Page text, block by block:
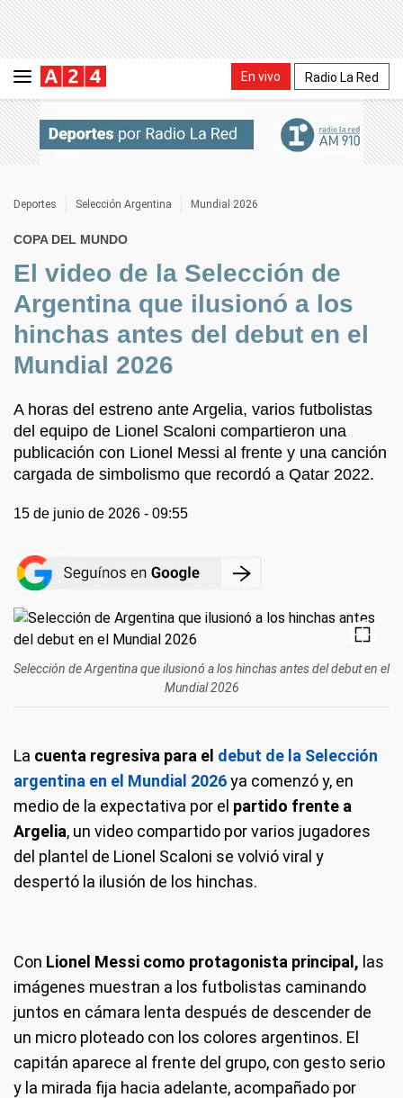
En vivo Radio La Red
Deportes Selección Argentina Mundial 2026
COPA DEL MUNDO
El video de la Selección de
Argentina que ilusionó a los
hinchas antes del debut en el
Mundial 2026
A horas del estreno ante Argelia, varios futbolistas
del equipo de Lionel Scaloni compartieron una
publicación con Lionel Messi al frente y una canción
cargada de simbolismo que recordó a Qatar 2022.
15 de junio de 2026 - 09:55
Selección de Argentina que ilusionó a los hinchas antes del debut en el
Mundial 2026
La cuenta regresiva para el debut de la Selección
argentina en el Mundial 2026ya comenzó y, en
medio de la expectativa por el partido frente a
Argelia, un video compartido por varios jugadores
del plantel de Lionel Scaloni se volvió viral y
despertó la ilusión de los hinchas.
Con Lionel Messi como protagonista principal, las
imágenes muestran a los futbolistas caminando
juntos en cámara lenta después de descender de
un micro ploteado con los colores argentinos. El
capitán aparece al frente del grupo, con gesto serio
y la mirada fija hacia adelante, acompañado por